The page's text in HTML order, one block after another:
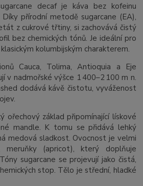
decaf je káva bez kofeinu
přírodní metodě sugarcane (EA),
z cukrové třtiny, si zachovává čistý
bez chemických tónů. Je ideální pro
kolumbijským charakterem.
Cauca, Tolima, Antioquia a Eje
v nadmořské výšce 1 400–2 100 m n.
dodává kávě čistotu, vyváženost
ořechový základ připomínající lískové
mandle. K tomu se přidává lehký
medová sladkost. Ovocnost je velmi
(apricot), který doplňuje
sugarcane se projevují jako čistá,
stop. Tělo je střední, hladké